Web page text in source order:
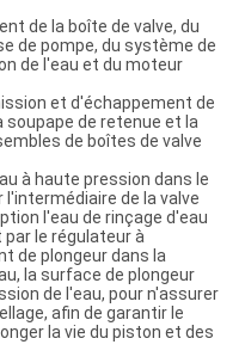
de la boîte de valve, du
de pompe, du système de
de l'eau et du moteur
et d'échappement de
de retenue et la
de boîtes de valve
à haute pression dans le
de la valve
l'eau de rinçage d'eau
le régulateur à
de plongeur dans la
la surface de plongeur
de l'eau, pour n'assurer
afin de garantir le
la vie du piston et des